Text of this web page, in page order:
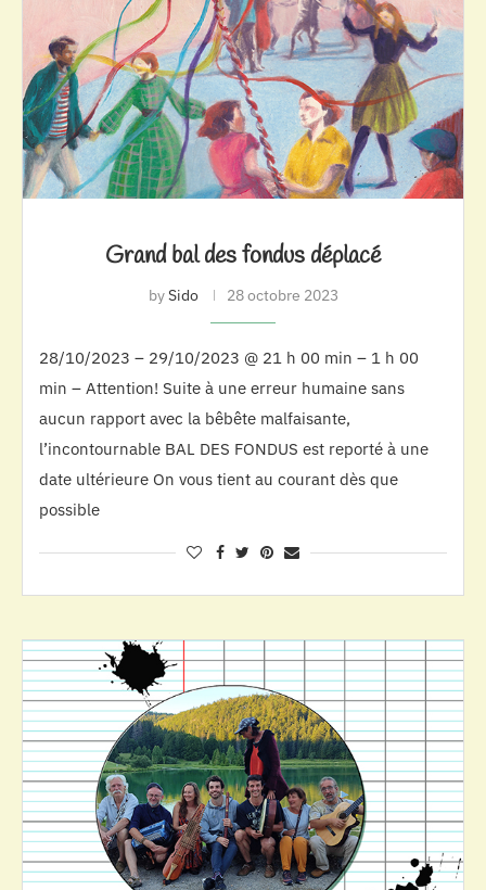
Grand bal des fondus déplacé
bySido 28 octobre 2023
28/10/2023 – 29/10/2023 @ 21 h 00 min – 1 h 00
min – Attention! Suite à une erreur humaine sans
aucun rapport avec la bêbête malfaisante,
l’incontournable BAL DES FONDUS est reporté à une
date ultérieure On vous tient au courant dès que
possible